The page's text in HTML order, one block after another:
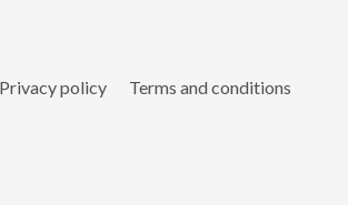
Privacy policy Terms and conditions